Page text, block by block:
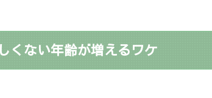
くない年齢が増えるワケ